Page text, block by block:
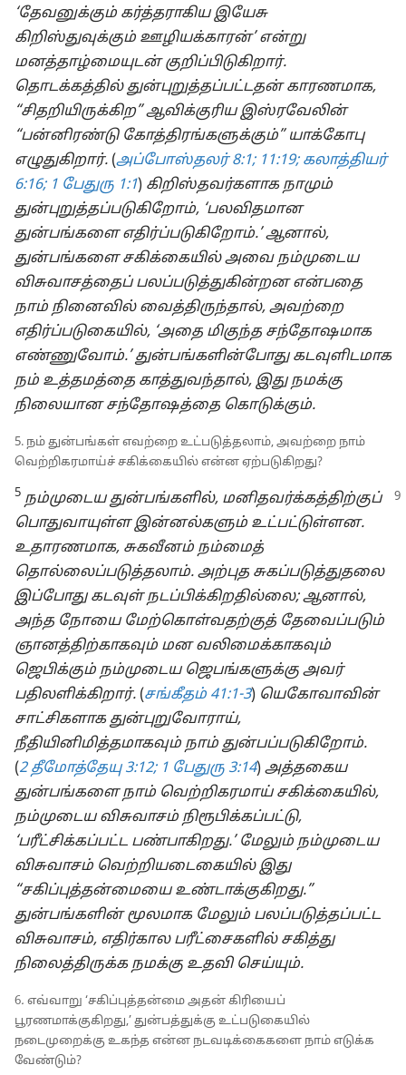
‘தேவனுக்கும் கர்த்தராகிய இயேசு
கிறிஸ்துவுக்கும் ஊழியக்காரன்’ என்று
மனத்தாழ்மையுடன் குறிப்பிடுகிறார்.
தொடக்கத்தில் துன்புறுத்தப்பட்டதன் காரணமாக,
“சிதறியிருக்கிற” ஆவிக்குரிய இஸ்ரவேலின்
“பன்னிரண்டு கோத்திரங்களுக்கும்” யாக்கோபு
எழுதுகிறார். (அப்போஸ்தலர் 8:1; 11:19; கலாத்தியர்
6:16; 1 பேதுரு 1:1) கிறிஸ்தவர்களாக நாமும்
துன்புறுத்தப்படுகிறோம், ‘பலவிதமான
துன்பங்களை எதிர்ப்படுகிறோம்.’ ஆனால்,
துன்பங்களை சகிக்கையில் அவை நம்முடைய
விசுவாசத்தைப் பலப்படுத்துகின்றன என்பதை
நாம் நினைவில் வைத்திருந்தால், அவற்றை
எதிர்ப்படுகையில், ‘அதை மிகுந்த சந்தோஷமாக
எண்ணுவோம்.’ துன்பங்களின்போது கடவுளிடமாக
நம் உத்தமத்தை காத்துவந்தால், இது நமக்கு
நிலையான சந்தோஷத்தை கொடுக்கும்.
5. நம் துன்பங்கள் எவற்றை உட்படுத்தலாம், அவற்றை நாம்
வெற்றிகரமாய்ச் சகிக்கையில் என்ன ஏற்படுகிறது?
5 நம்முடைய துன்பங்களில், மனிதவர்க்கத்திற்குப்
பொதுவாயுள்ள இன்னல்களும் உட்பட்டுள்ளன.
உதாரணமாக, சுகவீனம் நம்மைத்
தொல்லைப்படுத்தலாம். அற்புத சுகப்படுத்துதலை
இப்போது கடவுள் நடப்பிக்கிறதில்லை; ஆனால்,
அந்த நோயை மேற்கொள்வதற்குத் தேவைப்படும்
ஞானத்திற்காகவும் மன வலிமைக்காகவும்
ஜெபிக்கும் நம்முடைய ஜெபங்களுக்கு அவர்
பதிலளிக்கிறார். (சங்கீதம் 41:1-3) யெகோவாவின்
சாட்சிகளாக துன்புறுவோராய்,
நீதியினிமித்தமாகவும் நாம் துன்பப்படுகிறோம்.
(2 தீமோத்தேயு 3:12; 1 பேதுரு 3:14) அத்தகைய
துன்பங்களை நாம் வெற்றிகரமாய் சகிக்கையில்,
நம்முடைய விசுவாசம் நிரூபிக்கப்பட்டு,
‘பரீட்சிக்கப்பட்ட பண்பாகிறது.’ மேலும் நம்முடைய
விசுவாசம் வெற்றியடைகையில் இது
“சகிப்புத்தன்மையை உண்டாக்குகிறது.”
துன்பங்களின் மூலமாக மேலும் பலப்படுத்தப்பட்ட
விசுவாசம், எதிர்கால பரீட்சைகளில் சகித்து
நிலைத்திருக்க நமக்கு உதவி செய்யும்.
6. எவ்வாறு ‘சகிப்புத்தன்மை அதன் கிரியைப்
பூரணமாக்குகிறது,’ துன்பத்துக்கு உட்படுகையில்
நடைமுறைக்கு உகந்த என்ன நடவடிக்கைகளை நாம் எடுக்க
வேண்டும்?